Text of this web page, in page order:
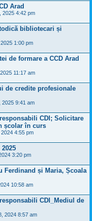
Arad
2025 4:42 pm
bibliotecari și
1:00 pm
de formare a CCD Arad
11:17 am
de credite profesionale
2025 9:41 am
CDI; Solicitare
școlar în curs
4:55 pm
3:20 pm
Ferdinand și Maria, Școala
10:58 am
CDI_Mediul de
2024 8:57 am